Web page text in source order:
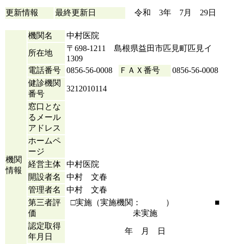
更新情報 最終更新日 令和 3年 7月 29日
機関
情報
機関名
中村医院
所在地
〒698-1211 島根県益田市匹見町匹見イ
1309
電話番号
0856-56-0008 ＦＡＸ番号
0856-56-0008
健診機関
番号
3212010114
窓口とな
るメール
アドレス
ホームペ
ージ
経営主体
中村医院
開設者名
中村 文春
管理者名
中村 文春
第三者評
価
□実施（実施機関： ） ■
未実施
認定取得
年月日
年 月 日